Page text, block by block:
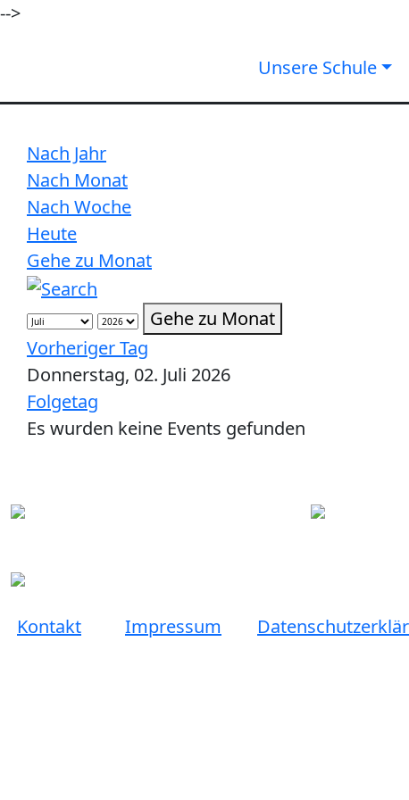
-->
Unsere Schule
Nach Jahr
Nach Monat
Nach Woche
Heute
Gehe zu Monat
Gehe zu Monat
Vorheriger Tag
Donnerstag, 02. Juli 2026
Folgetag
Es wurden keine Events gefunden
Kontakt Impressum